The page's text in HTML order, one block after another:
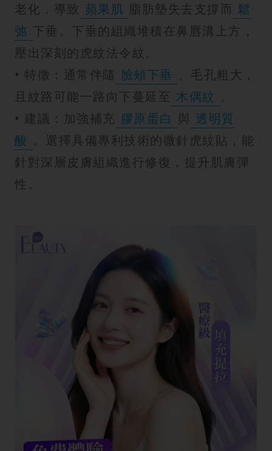
老化，導致 蘋果肌 脂肪墊失去支撐而 鬆
弛 下垂。下垂的組織堆積在鼻唇溝上方，
壓出深刻的虎紋法令紋。
• 特徵：通常伴隨 臉頰下垂 、毛孔粗大，
且紋路可能一路向下蔓延至 木偶紋 。
• 建議：加強補充 膠原蛋白 與 透明質
酸 。選擇具備專利技術的微針虎紋貼，能
針對深層皮膚組織進行修復，提升肌膚彈
性。